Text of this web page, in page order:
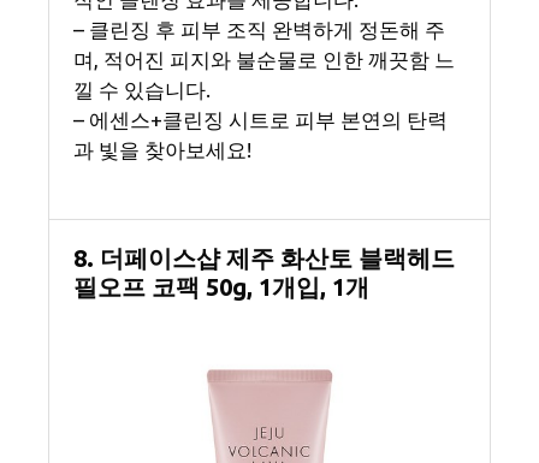
– 클린징 후 피부 조직 완벽하게 정돈해 주
며, 적어진 피지와 불순물로 인한 깨끗함 느
낄 수 있습니다.
– 에센스+클린징 시트로 피부 본연의 탄력
과 빛을 찾아보세요!
8. 더페이스샵 제주 화산토 블랙헤드
필오프 코팩 50g, 1개입, 1개